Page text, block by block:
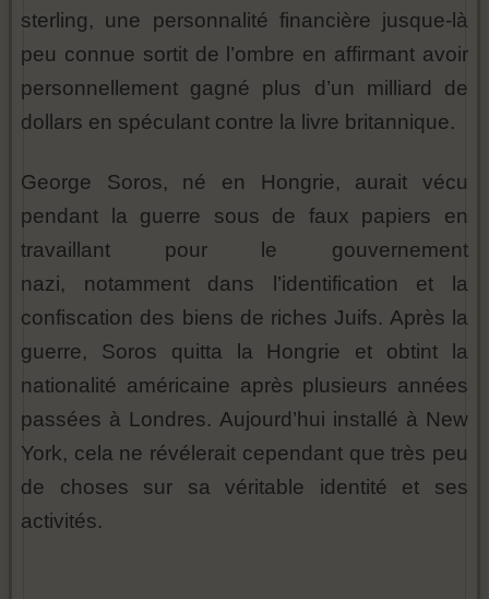
sterling, une personnalité financière jusque-là
peu connue sortit de l’ombre en affirmant avoir
personnellement gagné plus d’un milliard de
dollars en spéculant contre la livre britannique.
George Soros, né en Hongrie, aurait vécu
pendant la guerre sous de faux papiers en
travaillant pour le gouvernement
nazi, notamment dans l’identification et la
confiscation des biens de riches Juifs. Après la
guerre, Soros quitta la Hongrie et obtint la
nationalité américaine après plusieurs années
passées à Londres. Aujourd’hui installé à New
York, cela ne révélerait cependant que très peu
de choses sur sa véritable identité et ses
activités.